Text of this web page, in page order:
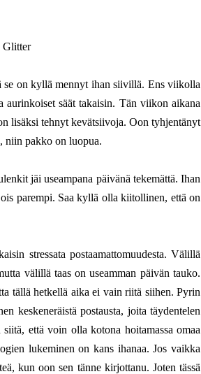
Glitter
on kyllä mennyt ihan siivillä. Ens viikolla
säät takaisin. Tän viikon aikana
lisäksi tehnyt kevätsiivoja. Oon tyhjentänyt
niin pakko on luopua.
jäi useampana päivänä tekemättä. Ihan
parempi. Saa kyllä olla kiitollinen, että on
stressata postaamattomuudesta. Välillä
välillä taas on useamman päivän tauko.
tällä hetkellä aika ei vain riitä siihen. Pyrin
keskeneräistä postausta, joita täydentelen
että voin olla kotona hoitamassa omaa
lukeminen on kans ihanaa. Jos vaikka
kun oon sen tänne kirjottanu. Joten tässä